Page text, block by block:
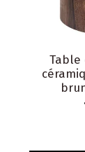
Table